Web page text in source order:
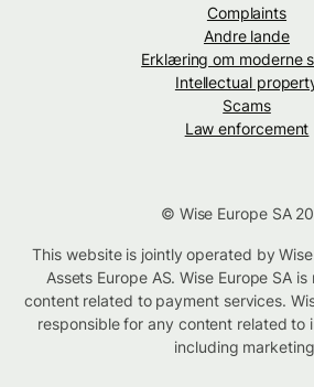
Complaints
Andre lande
Erklæring om moderne
Intellectual
Scams
Law enforcement
© Wise Europe SA
This website is jointly operated by
Assets Europe AS. Wise Europe SA
content related to payment services.
responsible for any content related to
including